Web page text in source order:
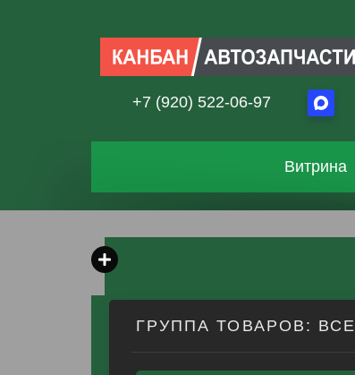
+7 (920) 522-06-97
Витрина
ГРУППА ТОВАРОВ: ВСЕ